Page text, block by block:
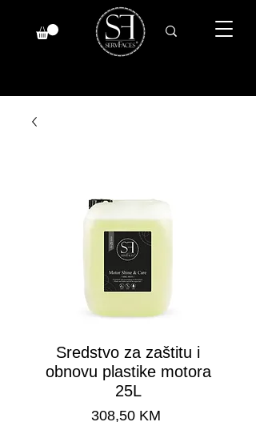
Sredstvo za zaštitu i
obnovu plastike motora
25L
308,50 KM